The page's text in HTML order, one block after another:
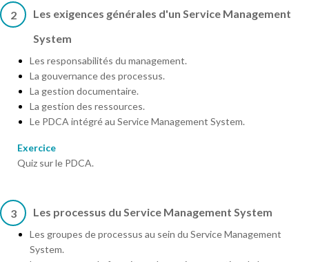
2
Les exigences générales d'un Service Management
System
Les responsabilités du management.
La gouvernance des processus.
La gestion documentaire.
La gestion des ressources.
Le PDCA intégré au Service Management System.
Exercice
Quiz sur le PDCA.
3 Les processus du Service Management System
Les groupes de processus au sein du Service Management
System.